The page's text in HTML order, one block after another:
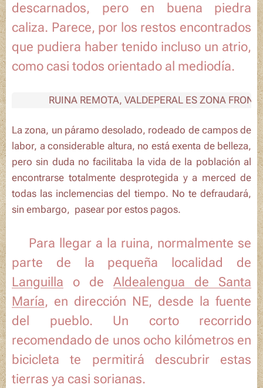
descarnados, pero en buena piedra
caliza. Parece, por los restos encontrados
que pudiera haber tenido incluso un atrio,
como casi todos orientado al mediodía.
RUINA REMOTA, VALDEPERAL ES ZONA
La zona, un páramo desolado, rodeado de campos de
labor, a considerable altura, no está exenta de belleza,
pero sin duda no facilitaba la vida de la población al
encontrarse totalmente desprotegida y a merced de
todas las inclemencias del tiempo. No te defraudará,
sin embargo, pasear por estos pagos.
🗺️Para llegar a la ruina, normalmente se
parte de la pequeña localidad de
Languilla o de Aldealengua de Santa
María, en dirección NE, desde la fuente
del pueblo. Un corto recorrido
recomendado de unos ocho kilómetros en
bicicleta te permitirá descubrir estas
tierras ya casi sorianas.